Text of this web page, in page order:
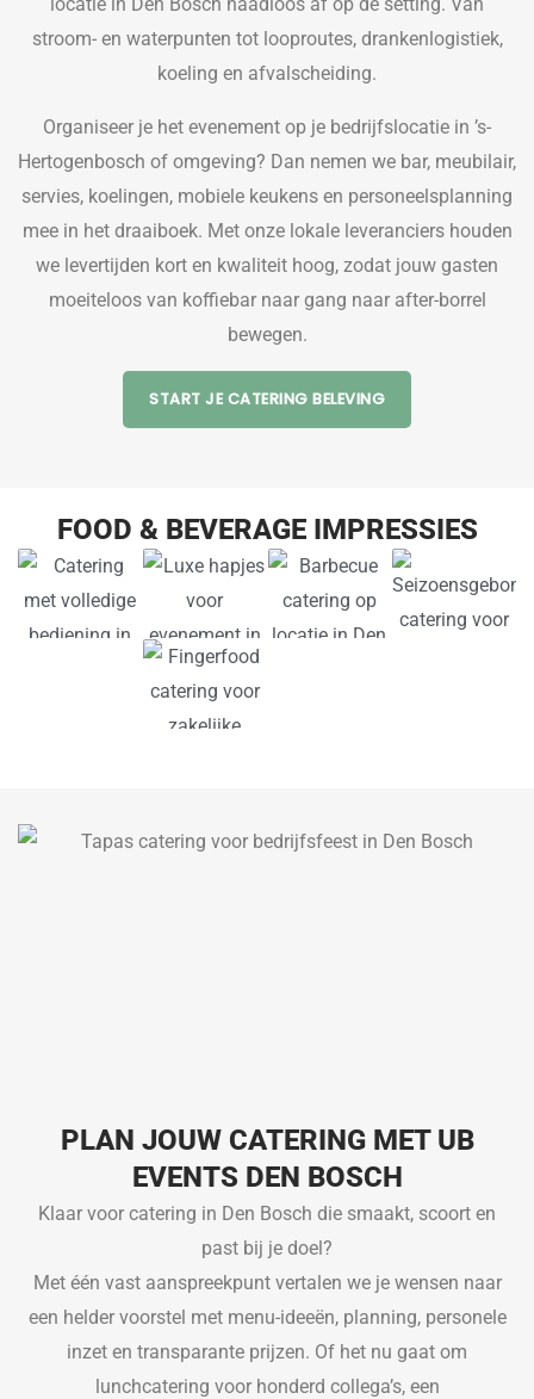
stroom- en waterpunten tot looproutes, drankenlogistiek,
koeling en afvalscheiding.
Organiseer je het evenement op je bedrijfs­locatie in ’s-
Hertogenbosch of omgeving? Dan nemen we bar, meubilair,
servies, koelingen, mobiele keukens en personeelsplanning
mee in het draaiboek. Met onze lokale leveranciers houden
we levertijden kort en kwaliteit hoog, zodat jouw gasten
moeiteloos van koffiebar naar gang naar after-borrel
bewegen.
START JE CATERING BELEVING
FOOD & BEVERAGE IMPRESSIES
PLAN JOUW CATERING MET UB
EVENTS DEN BOSCH
Klaar voor catering in Den Bosch die smaakt, scoort en
past bij je doel?
Met één vast aanspreekpunt vertalen we je wensen naar
een helder voorstel met menu-ideeën, planning, personele
inzet en transparante prijzen. Of het nu gaat om
lunchcatering voor honderd collega’s, een